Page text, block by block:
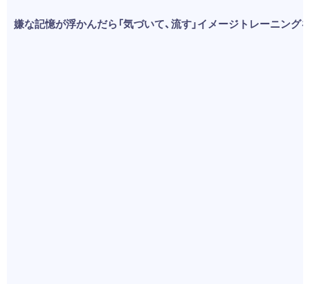
嫌な記憶が浮かんだら「気づいて、流す」イメージトレーニング